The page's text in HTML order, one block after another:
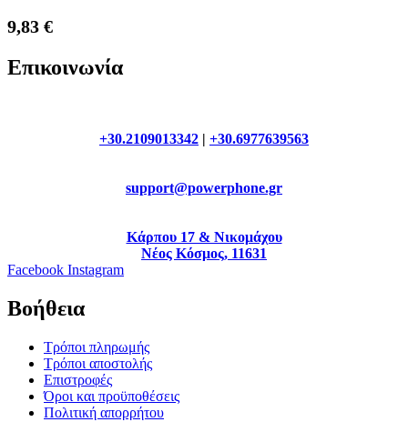
9,83 €
Επικοινωνία
+30.2109013342 | +30.6977639563
support@powerphone.gr
Κάρπου 17 & Νικομάχου
Νέος Κόσμος, 11631
Facebook Instagram
Βοήθεια
Τρόποι πληρωμής
Τρόποι αποστολής
Επιστροφές
Όροι και προϋποθέσεις
Πολιτική απορρήτου